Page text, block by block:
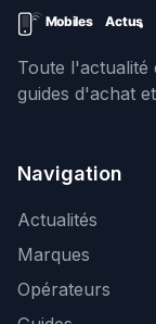
Toute l'actualité
guides d'achat
Navigation
Actualités
Marques
Opérateurs